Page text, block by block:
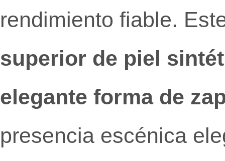
rendimiento fiable.
superior de piel
elegante forma de
presencia escénica